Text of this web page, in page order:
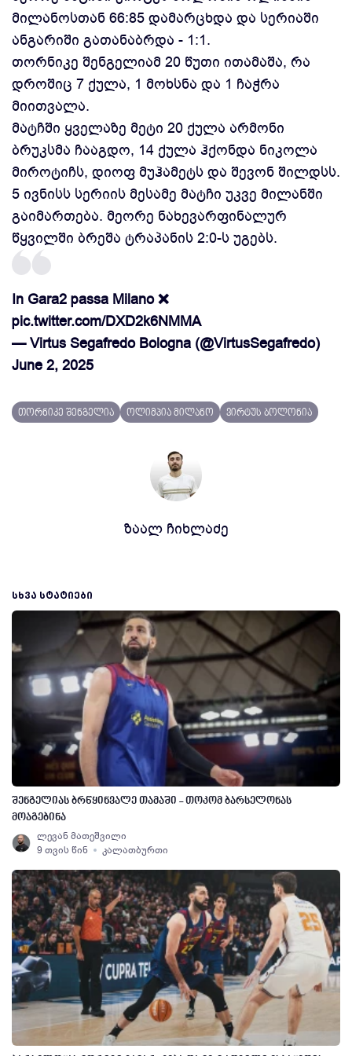
მილანოსთან 66:85 დამარცხდა და სერიაში
ანგარიში გათანაბრდა - 1:1.
თორნიკე შენგელიამ 20 წუთი ითამაშა, რა
დროშიც 7 ქულა, 1 მოხსნა და 1 ჩაჭრა
მიითვალა.
მატჩში ყველაზე მეტი 20 ქულა არმონი
ბრუკსმა ჩააგდო, 14 ქულა ჰქონდა ნიკოლა
მიროტიჩს, დიოფ მუჰამეტს და შევონ შილდსს.
5 ივნისს სერიის მესამე მატჩი უკვე მილანში
გაიმართება. მეორე ნახევარფინალურ
წყვილში ბრეშა ტრაპანის 2:0-ს უგებს.
In Gara2 passa Milano ❌
pic.twitter.com/DXD2k6NMMA
— Virtus Segafredo Bologna (@VirtusSegafredo)
June 2, 2025
თორნიკე შენგელია ოლიმპია მილანო ვირტუს ბოლონია
ზაალ ჩიხლაძე
ᲡᲮᲕᲐ ᲡᲢᲐᲢᲘᲔᲑᲘ
შენგელიას ბრწყინვალე თამაში - თოკომ ბარსელონას
მოაგებინა
ლევან მათეშვილი
9 თვის წინ
კალათბურთი